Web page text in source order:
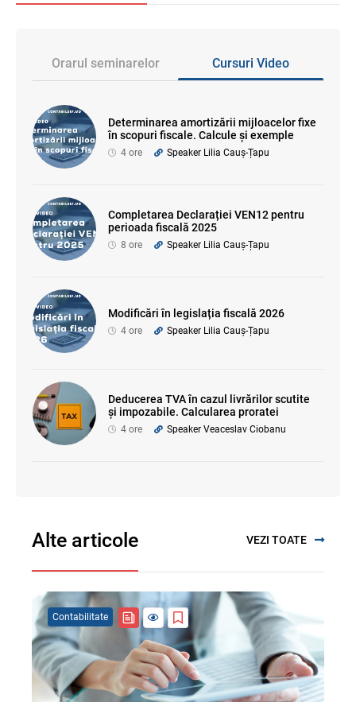
Orarul seminarelor Cursuri Video
Determinarea amortizării mijloacelor fixe
în scopuri fiscale. Calcule și exemple
4 ore Speaker Lilia Cauș-Țapu
Completarea Declarației VEN12 pentru
perioada fiscală 2025
8 ore Speaker Lilia Cauș-Țapu
Modificări în legislația fiscală 2026
4 ore Speaker Lilia Cauș-Țapu
Deducerea TVA în cazul livrărilor scutite
și impozabile. Calcularea proratei
4 ore Speaker Veaceslav Ciobanu
Alte articole VEZI TOATE
Contabilitate